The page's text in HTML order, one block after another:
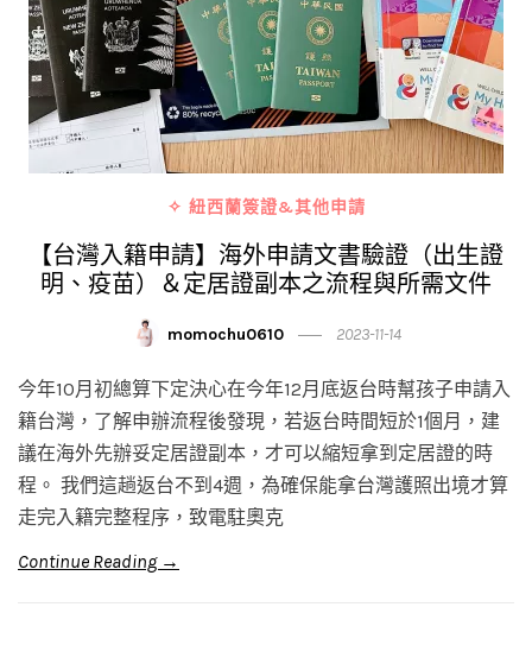
✧ 紐西蘭簽證&其他申請
【台灣入籍申請】海外申請文書驗證（出生證
明、疫苗）＆定居證副本之流程與所需文件
momochu0610 2023-11-14
今年10月初總算下定決心在今年12月底返台時幫孩子申請入
籍台灣，了解申辦流程後發現，若返台時間短於1個月，建
議在海外先辦妥定居證副本，才可以縮短拿到定居證的時
程。 我們這趟返台不到4週，為確保能拿台灣護照出境才算
走完入籍完整程序，致電駐奧克
Continue Reading →